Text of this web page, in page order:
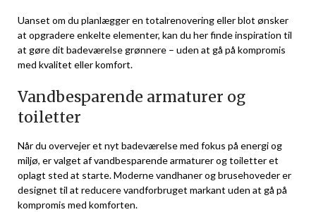
Uanset om du planlægger en totalrenovering eller blot ønsker
at opgradere enkelte elementer, kan du her finde inspiration til
at gøre dit badeværelse grønnere – uden at gå på kompromis
med kvalitet eller komfort.
Vandbesparende armaturer og
toiletter
Når du overvejer et nyt badeværelse med fokus på energi og
miljø, er valget af vandbesparende armaturer og toiletter et
oplagt sted at starte. Moderne vandhaner og brusehoveder er
designet til at reducere vandforbruget markant uden at gå på
kompromis med komforten.